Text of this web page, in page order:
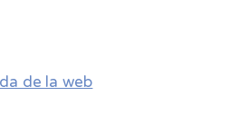
de la web